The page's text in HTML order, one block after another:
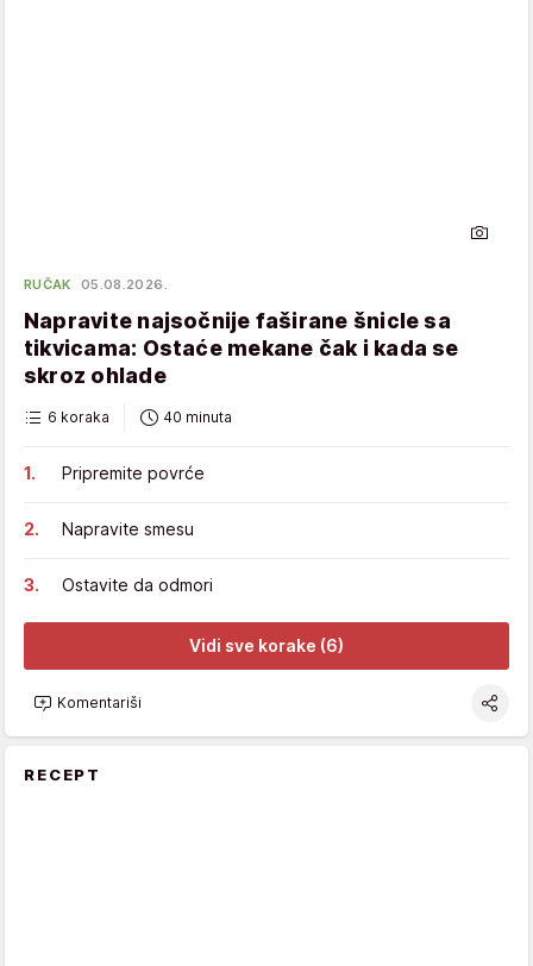
RUČAK 05.08.2026.
Napravite najsočnije faširane šnicle sa
tikvicama: Ostaće mekane čak i kada se
skroz ohlade
6 koraka 40 minuta
Pripremite povrće
Napravite smesu
Ostavite da odmori
Vidi sve korake (6)
Komentariši
RECEPT